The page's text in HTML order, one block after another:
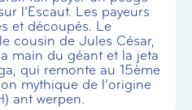
l’Escaut. Les payeurs
et découpés. Le
cousin de Jules César,
main du géant et la jeta
qui remonte au 15ème
mythique de l’origine
ant werpen.